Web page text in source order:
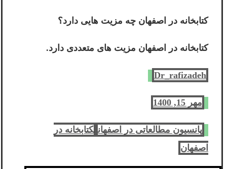
کتابخانه در اصفهان چه مزیت هایی دارد؟
کتابخانه در اصفهان مزیت های متعددی دارد.
Dr_rafizadeh
مهر 15, 1400
پانسیون مطالعاتی در اصفهان کتابخانه در
اصفهان